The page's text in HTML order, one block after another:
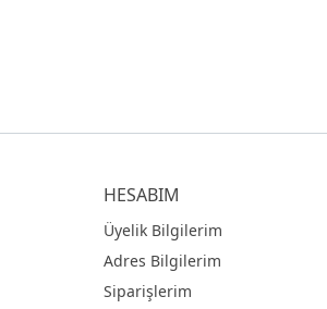
HESABIM
Üyelik Bilgilerim
Adres Bilgilerim
Siparişlerim